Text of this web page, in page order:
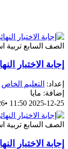
الصف السابع تربية
إجابة الاختبار
إعداد: التعليم الخاص
إضافة: مايا
2025-12-25 11:50
•
الصف السابع تربية
إجابة الاختبار